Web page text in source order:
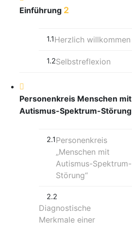
Einführung 2
1.1Herzlich willkommen
1.2Selbstreflexion
Personenkreis Menschen mit
Autismus-Spektrum-Störung
2.1Personenkreis
„Menschen mit
Autismus-Spektrum-
Störung“
2.2
Diagnostische
Merkmale einer